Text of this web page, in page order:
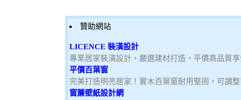
贊助網站
LICENCE 裝潢設計
專業居家裝潢設計，嚴選建材打造，平價高品質
平價百葉窗
完美打造明亮居家！實木百葉窗耐用堅固，可調
窗簾壁紙設計網